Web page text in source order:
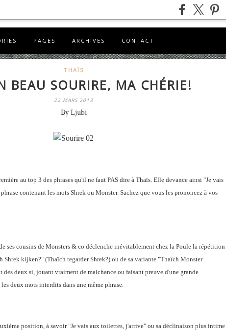
PAGES ARCHIVES CONTACT
THAÏS
BEAU SOURIRE, MA CHÉRIE!
22 MARS 2013
By Ljubi
au top 3 des phrases qu'il ne faut PAS dire à Thaïs. Elle devance ainsi "Je vais
contenant les mots Shrek ou Monster. Sachez que vous les prononcez à vos
ses cousins de Monsters & co déclenche inévitablement chez la Poule la répétition
Shrek kijken?" (Thaïch regarder Shrek?) ou de sa variante "Thaïch Monster
deux si, jouant vraiment de malchance ou faisant preuve d'une grande
deux mots interdits dans une même phrase.
position, à savoir "Je vais aux toilettes, j'arrive" ou sa déclinaison plus intime